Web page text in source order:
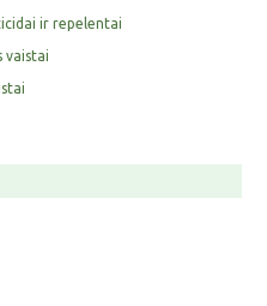
ir repelentai
vaistai